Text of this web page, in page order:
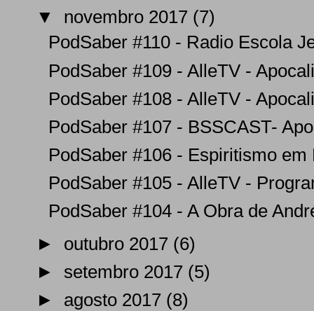
▼ novembro 2017 (7)
PodSaber #110 - Radio Escola
PodSaber #109 - AlleTV -
PodSaber #108 - AlleTV -
PodSaber #107 - BSSCAST-
PodSaber #106 - Espiritismo
PodSaber #105 - AlleTV -
PodSaber #104 - A Obra de
► outubro 2017 (6)
► setembro 2017 (5)
► agosto 2017 (8)